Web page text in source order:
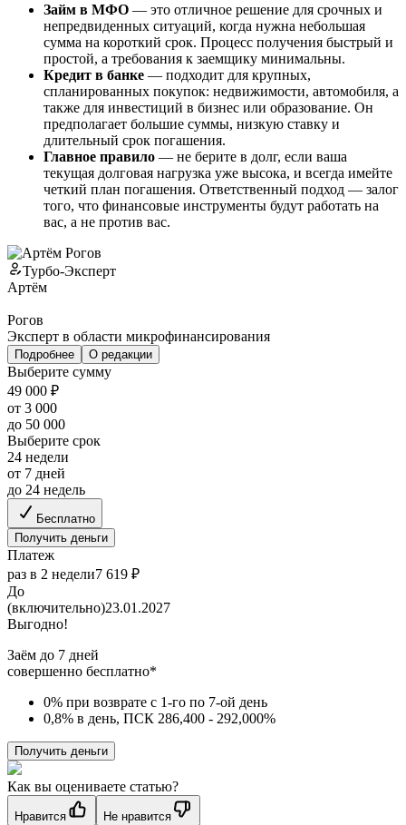
Займ в МФО — это отличное решение для срочных и
непредвиденных ситуаций, когда нужна небольшая
сумма на короткий срок. Процесс получения быстрый и
простой, а требования к заемщику минимальны.
Кредит в банке — подходит для крупных,
спланированных покупок: недвижимости, автомобиля, а
также для инвестиций в бизнес или образование. Он
предполагает большие суммы, низкую ставку и
длительный срок погашения.
Главное правило — не берите в долг, если ваша
текущая долговая нагрузка уже высока, и всегда имейте
четкий план погашения. Ответственный подход — залог
того, что финансовые инструменты будут работать на
вас, а не против вас.
Турбо-Эксперт
Артём
Рогов
Эксперт в области микрофинансирования
Подробнее О редакции
Выберите сумму
49 000 ₽
от 3 000
до 50 000
Выберите срок
24 недели
от 7 дней
до 24 недель
Бесплатно
Получить деньги
Платеж
раз в 2 недели7 619 ₽
До
(включительно)23.01.2027
Выгодно!
Заём до 7 дней
совершенно бесплатно*
0% при возврате с 1-го по 7-ой день
0,8% в день, ПСК 286,400 - 292,000%
Получить деньги
Как вы оцениваете статью?
Нравится Не нравится